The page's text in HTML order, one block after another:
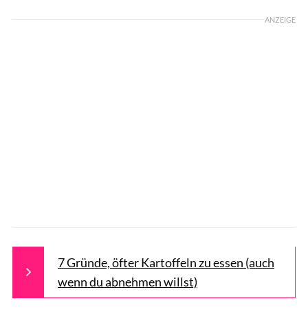
ANZEIGE
7 Gründe, öfter Kartoffeln zu essen (auch
wenn du abnehmen willst)